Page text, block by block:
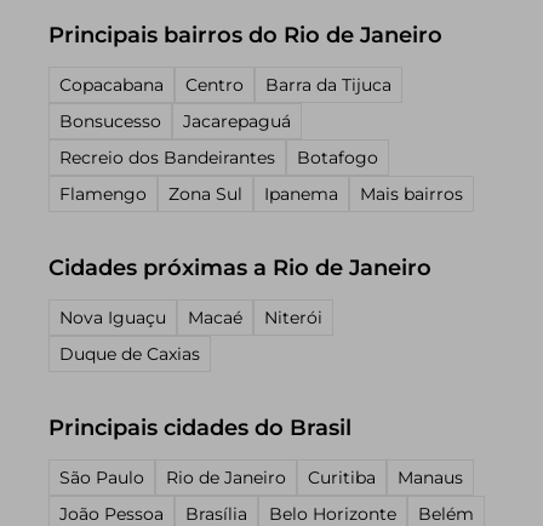
Principais bairros do Rio de Janeiro
Copacabana Centro
Barra da Tijuca
Bonsucesso
Jacarepaguá
Recreio dos Bandeirantes
Botafogo
Flamengo
Zona Sul Ipanema Mais bairros
Cidades próximas a Rio de Janeiro
Nova Iguaçu Macaé
Niterói
Duque de Caxias
Principais cidades do Brasil
São Paulo Rio de Janeiro Curitiba
Manaus
João Pessoa
Brasília Belo Horizonte
Belém